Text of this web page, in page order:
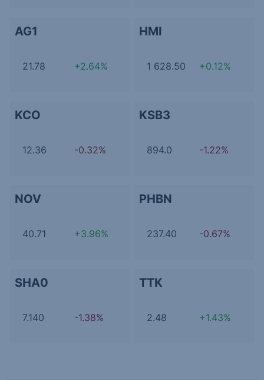
AG1
21.78 +2.64%
HMI
1 628.50 +0.12%
KCO
12.36 -0.32%
KSB3
894.0 -1.22%
NOV
40.71 +3.96%
PHBN
237.40 -0.67%
SHA0
7.140 -1.38%
TTK
2.48 +1.43%